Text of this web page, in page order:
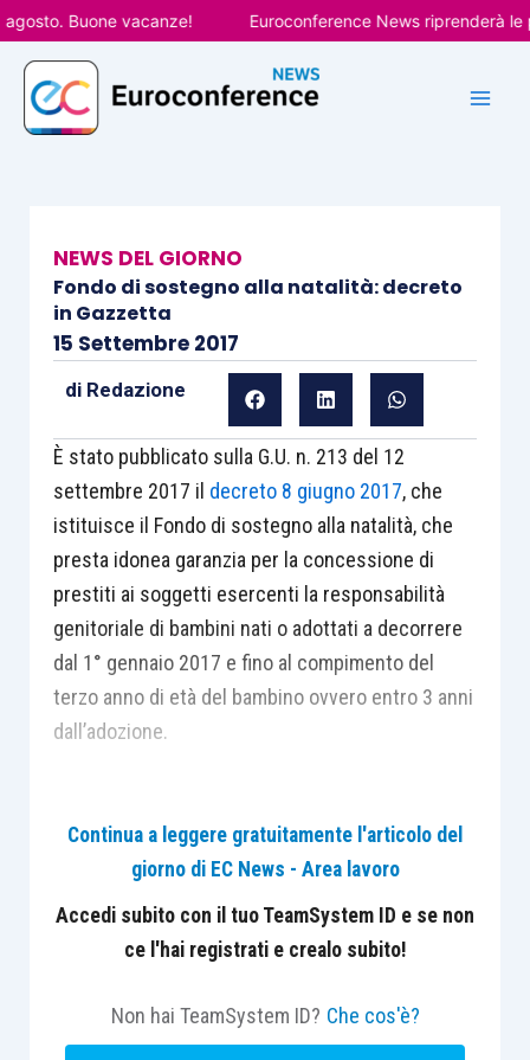
Vai
al
contenuto
Buone vacanze! Euroconference News riprenderà le
NEWS DEL GIORNO
Fondo di sostegno alla natalità: decreto
in Gazzetta
15 Settembre 2017
di Redazione
È stato pubblicato sulla G.U. n. 213 del 12
settembre 2017 il decreto 8 giugno 2017, che
istituisce il Fondo di sostegno alla natalità, che
presta idonea garanzia per la concessione di
prestiti ai soggetti esercenti la responsabilità
genitoriale di bambini nati o adottati a decorrere
dal 1° gennaio 2017 e fino al compimento del
terzo anno di età del bambino ovvero entro 3 anni
dall’adozione.
devono avere cittadinanza italiana o di uno Stato
membro dell’Unione europea oppure, in caso di
cittadino extracomunitario, permesso di
soggiorno UE per soggiornanti di lungo periodo,
Continua a leggere gratuitamente l'articolo del
giorno di EC News - Area lavoro
Accedi subito con il tuo TeamSystem ID e se non
ce l'hai registrati e crealo subito!
Non hai TeamSystem ID? Che cos'è?